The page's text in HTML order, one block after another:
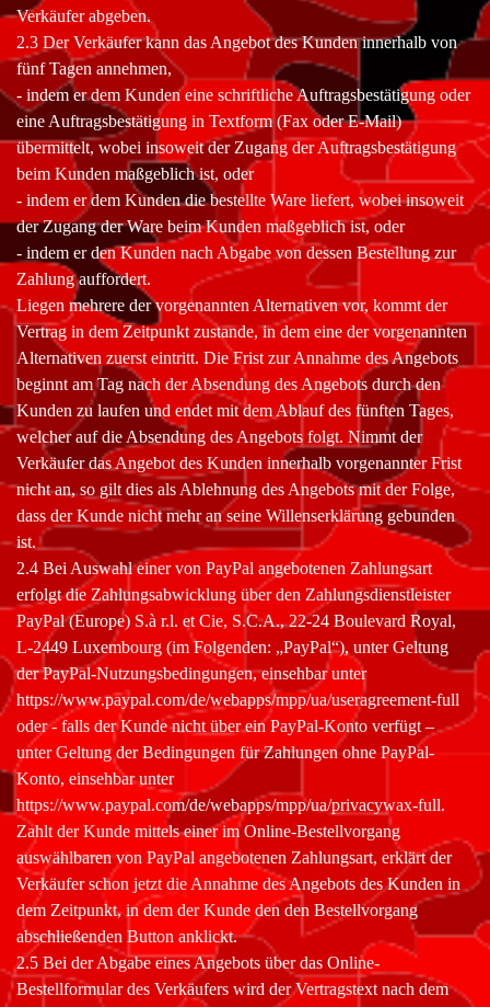
Verkäufer abgeben.
2.3 Der Verkäufer kann das Angebot des Kunden innerhalb von
fünf Tagen annehmen,
- indem er dem Kunden eine schriftliche Auftragsbestätigung oder
eine Auftragsbestätigung in Textform (Fax oder E-Mail)
übermittelt, wobei insoweit der Zugang der Auftragsbestätigung
beim Kunden maßgeblich ist, oder
- indem er dem Kunden die bestellte Ware liefert, wobei insoweit
der Zugang der Ware beim Kunden maßgeblich ist, oder
- indem er den Kunden nach Abgabe von dessen Bestellung zur
Zahlung auffordert.
Liegen mehrere der vorgenannten Alternativen vor, kommt der
Vertrag in dem Zeitpunkt zustande, in dem eine der vorgenannten
Alternativen zuerst eintritt. Die Frist zur Annahme des Angebots
beginnt am Tag nach der Absendung des Angebots durch den
Kunden zu laufen und endet mit dem Ablauf des fünften Tages,
welcher auf die Absendung des Angebots folgt. Nimmt der
Verkäufer das Angebot des Kunden innerhalb vorgenannter Frist
nicht an, so gilt dies als Ablehnung des Angebots mit der Folge,
dass der Kunde nicht mehr an seine Willenserklärung gebunden
ist.
2.4 Bei Auswahl einer von PayPal angebotenen Zahlungsart
erfolgt die Zahlungsabwicklung über den Zahlungsdienstleister
PayPal (Europe) S.à r.l. et Cie, S.C.A., 22-24 Boulevard Royal,
L-2449 Luxembourg (im Folgenden: „PayPal“), unter Geltung
der PayPal-Nutzungsbedingungen, einsehbar unter
https://www.paypal.com/de/webapps/mpp/ua/useragreement-full
oder - falls der Kunde nicht über ein PayPal-Konto verfügt –
unter Geltung der Bedingungen für Zahlungen ohne PayPal-
Konto, einsehbar unter
https://www.paypal.com/de/webapps/mpp/ua/privacywax-full.
Zahlt der Kunde mittels einer im Online-Bestellvorgang
auswählbaren von PayPal angebotenen Zahlungsart, erklärt der
Verkäufer schon jetzt die Annahme des Angebots des Kunden in
dem Zeitpunkt, in dem der Kunde den den Bestellvorgang
abschließenden Button anklickt.
2.5 Bei der Abgabe eines Angebots über das Online-
Bestellformular des Verkäufers wird der Vertragstext nach dem